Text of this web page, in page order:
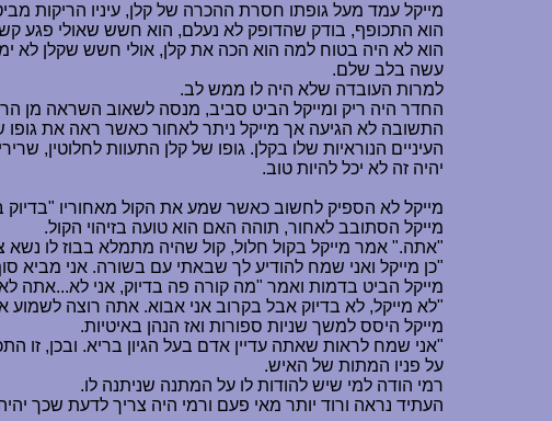
מייקל עמד מעל גופתו חסרת ההכרה של קלן, עיניו הריקות
הוא התכופף, בודק שהדופק לא נעלם, הוא חשש שאולי פגע
הוא לא היה בטוח למה הוא הכה את קלן, אולי חשש שקלן לא
עשה בלב שלם.
למרות העובדה שלא היה לו ממש לב.
החדר היה ריק ומייקל הביט סביב, מנסה לשאוב השראה מן
התשובה לא הגיעה אך מייקל ניתר לאחור כאשר ראה את
העיניים הנוראיות שלו בקלן. גופו של קלן התעוות לחלוטין,
יהיה זה לא יכל להיות טוב.
מייקל לא הספיק לחשוב כאשר שמע את הקול מאחוריו "בדיוק
מייקל הסתובב לאחור, תוהה האם הוא טועה בזיהוי הקול.
"אתה." אמר מייקל בקול חלול, קול שהיה מתמלא בבוז לו נשא
"כן מייקל ואני שמח להודיע לך שבאתי עם בשורה. אני מביא
מייקל הביט בדמות ואמר "מה קורה פה בדיוק, אני לא...אתה לא
"לא מייקל, לא בדיוק אבל בקרוב אני אבוא. אתה רוצה לשמוע
מייקל היסס למשך שניות ספורות ואז הנהן באיטיות.
"אני שמח לראות שאתה עדיין אדם בעל הגיון בריא. ובכן, זו
על פניו המתות של האיש.
רמי הודה למי שיש להודות לו על המתנה שניתנה לו.
העתיד נראה ורוד יותר מאי פעם ורמי היה צריך לדעת שכך